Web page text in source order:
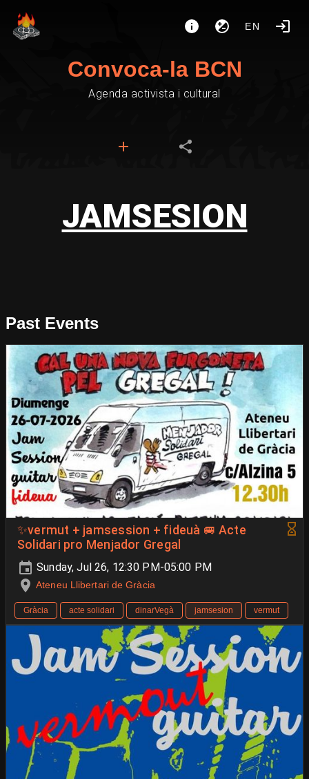
EN
Convoca-la BCN
Agenda activista i cultural
JAMSESION
Past Events
✨​vermut + jamsession + fideuà 🚐 ​Acte
Solidari pro Menjador Gregal
Sunday, Jul 26, 12:30 PM-05:00 PM
Ateneu Llibertari de Gràcia
Gràcia acte solidari dinarVegà jamsesion vermut